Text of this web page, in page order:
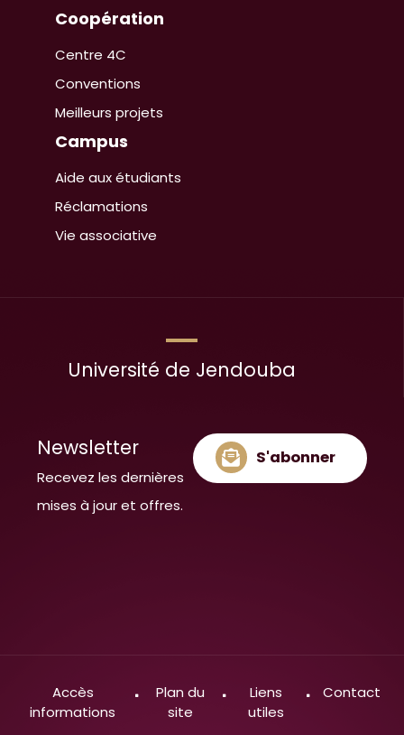
Coopération
Centre 4C
Conventions
Meilleurs projets
Campus
Aide aux étudiants
Réclamations
Vie associative
Université de Jendouba
Newsletter
Recevez les dernières
mises à jour et offres.
S'abonner
Accès
informations
Plan du
site
Liens
utiles
Contact